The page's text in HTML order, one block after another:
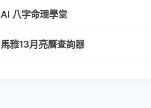
AI 八字命理學堂
馬雅13月亮曆查詢器